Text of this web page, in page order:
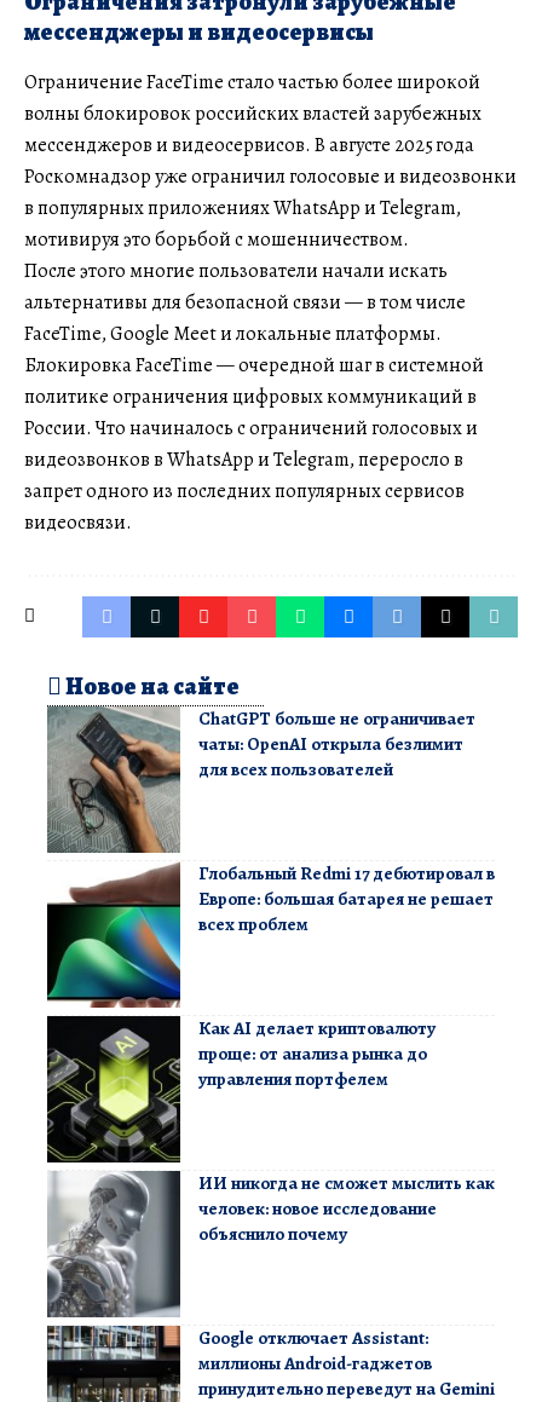
мессенджеры и видеосервисы
Ограничение FaceTime стало частью более широкой
волны блокировок российских властей зарубежных
мессенджеров и видеосервисов. В августе 2025 года
Роскомнадзор уже ограничил голосовые и видеозвонки
в популярных приложениях WhatsApp и Telegram,
мотивируя это борьбой с мошенничеством.
После этого многие пользователи начали искать
альтернативы для безопасной связи — в том числе
FaceTime, Google Meet и локальные платформы.
Блокировка FaceTime — очередной шаг в системной
политике ограничения цифровых коммуникаций в
России. Что начиналось с ограничений голосовых и
видеозвонков в WhatsApp и Telegram, переросло в
запрет одного из последних популярных сервисов
видеосвязи.
Новое на сайте
ChatGPT больше не ограничивает
чаты: OpenAI открыла безлимит
для всех пользователей
Глобальный Redmi 17 дебютировал в
Европе: большая батарея не решает
всех проблем
Как AI делает криптовалюту
проще: от анализа рынка до
управления портфелем
ИИ никогда не сможет мыслить как
человек: новое исследование
объяснило почему
Google отключает Assistant:
миллионы Android-гаджетов
принудительно переведут на Gemini